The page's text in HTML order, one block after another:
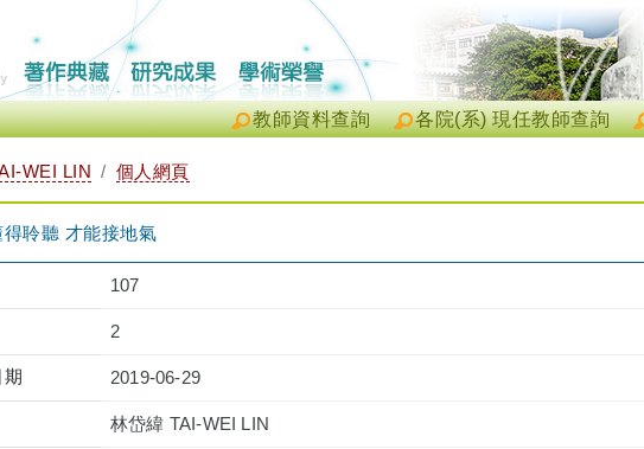
各院(系) 現任教師查詢
教師資料查詢
WEI LIN 個人網頁
得聆聽 才能接地氣
107
2
2019-06-29
林岱緯 TAI-WEI LIN